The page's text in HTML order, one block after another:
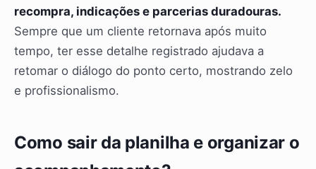
recompra, indicações e parcerias duradouras.
Sempre que um cliente retornava após muito
tempo, ter esse detalhe registrado ajudava a
retomar o diálogo do ponto certo, mostrando zelo
e profissionalismo.
Como sair da planilha e organizar o